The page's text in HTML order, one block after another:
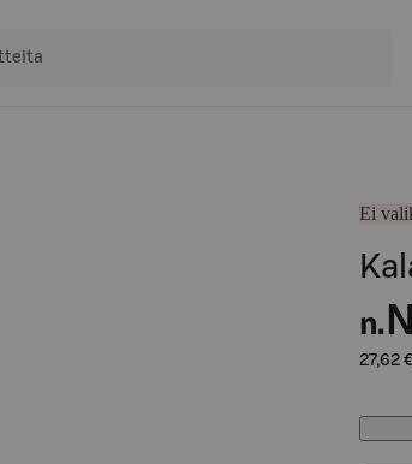
Ei
n.
27,62